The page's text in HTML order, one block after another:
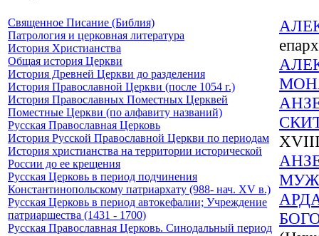
Священное Писание (Библия)
Патрология и церковная литература
История Христианства
Общая история Церкви
История Древней Церкви до разделения
История Православной Церкви (после 1054 г.)
История Православных Поместных Церквей
Поместные Церкви (по алфавиту названий)
Русская Православная Церковь
История Русской Православной Церкви по периодам
История христианства на территории исторической
России до ее крещения
Русская Церковь в период подчинения
Константинопольскому патриархату (988- нач. XV в.)
Русская Церковь в период автокефалии; Учреждение
патриаршества (1431 - 1700)
Русская Православная Церковь. Синодальный период